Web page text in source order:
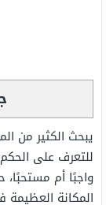
يبحث الكثير من
للتعرف على
واجبًا أم مستحبًا،
المكانة